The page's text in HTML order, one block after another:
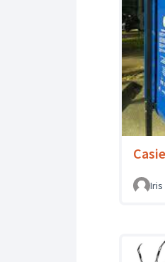
Iris